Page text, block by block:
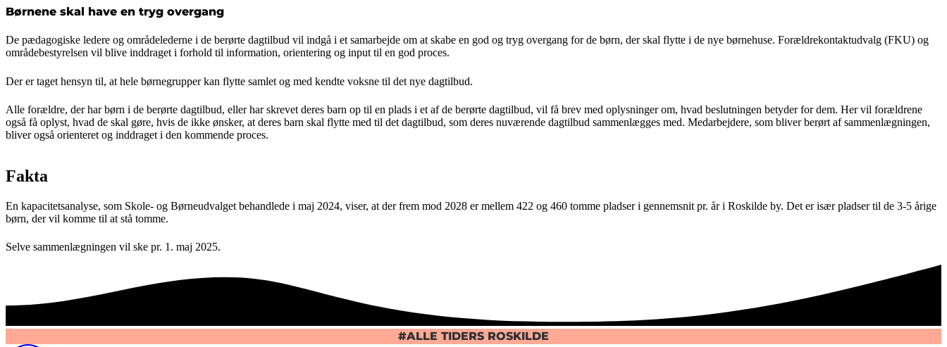
Børnene skal have en tryg overgang
De pædagogiske ledere og områdelederne i de berørte dagtilbud vil indgå i et samarbejde om at skabe en god og tryg overgang for de børn, der skal flytte i de nye børnehuse. Forældrekontaktudvalg (FKU) og
områdebestyrelsen vil blive inddraget i forhold til information, orientering og input til en god proces.
Der er taget hensyn til, at hele børnegrupper kan flytte samlet og med kendte voksne til det nye dagtilbud.
Alle forældre, der har børn i de berørte dagtilbud, eller har skrevet deres barn op til en plads i et af de berørte dagtilbud, vil få brev med oplysninger om, hvad beslutningen betyder for dem. Her vil forældrene
også få oplyst, hvad de skal gøre, hvis de ikke ønsker, at deres barn skal flytte med til det dagtilbud, som deres nuværende dagtilbud sammenlægges med. Medarbejdere, som bliver berørt af sammenlægningen,
bliver også orienteret og inddraget i den kommende proces.
Fakta
En kapacitetsanalyse, som Skole- og Børneudvalget behandlede i maj 2024, viser, at der frem mod 2028 er mellem 422 og 460 tomme pladser i gennemsnit pr. år i Roskilde by. Det er især pladser til de 3-5 årige
børn, der vil komme til at stå tomme.
Selve sammenlægningen vil ske pr. 1. maj 2025.
#ALLE TIDERS ROSKILDE